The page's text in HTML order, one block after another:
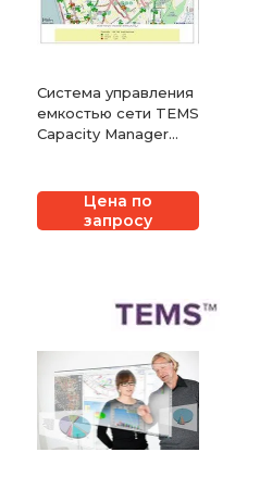
Система управления
емкостью сети TEMS
Capacity Manager
Цена по
запросу